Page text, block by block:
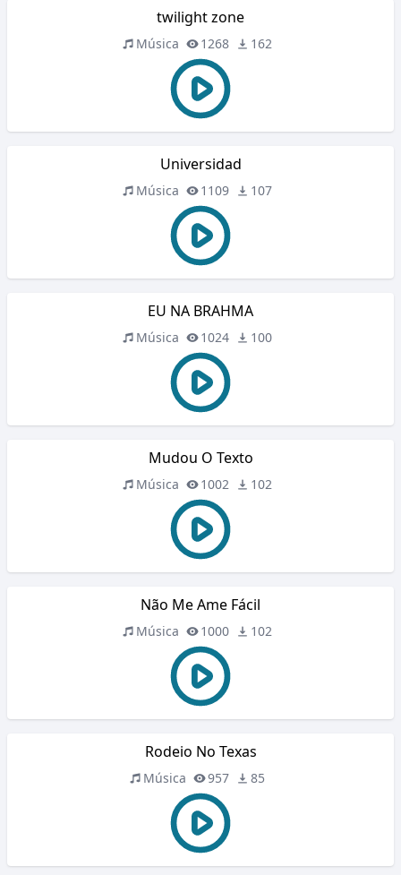
twilight zone
Música 1268 162
Universidad
Música 1109 107
EU NA BRAHMA
Música 1024 100
Mudou O Texto
Música 1002 102
Não Me Ame Fácil
Música 1000 102
Rodeio No Texas
Música 957 85